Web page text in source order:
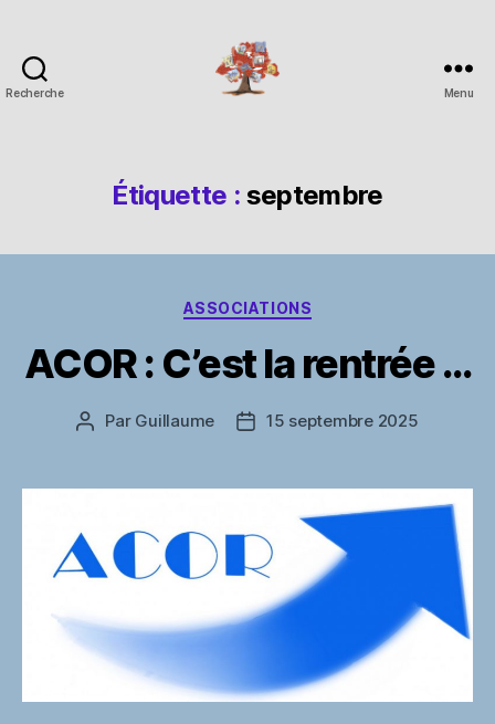
Recherche Menu
Étiquette : septembre
Catégories
ASSOCIATIONS
ACOR : C’est la rentrée …
Auteur
Par Guillaume
Date15 septembre 2025